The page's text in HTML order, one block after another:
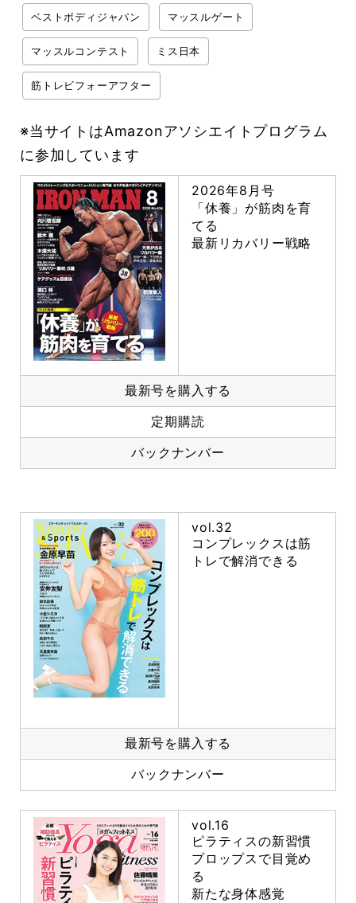
ベストボディジャパン マッスルゲート
マッスルコンテスト ミス日本
筋トレビフォーアフター
※当サイトはAmazonアソシエイトプログラム
に参加しています
2026年8月号
「休養」が筋肉を育
てる
最新リカバリー戦略
最新号を購入する
定期購読
バックナンバー
vol.32
コンプレックスは筋
トレで解消できる
最新号を購入する
バックナンバー
vol.16
ピラティスの新習慣
プロップスで目覚め
る
新たな身体感覚